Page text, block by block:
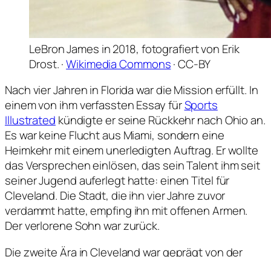
LeBron James in 2018, fotografiert von Erik
Drost. ·Wikimedia Commons· CC-BY
Nach vier Jahren in Florida war die Mission erfüllt. In
einem von ihm verfassten Essay fürSports
Illustrated kündigte er seine Rückkehr nach Ohio an.
Es war keine Flucht aus Miami, sondern eine
Heimkehr mit einem unerledigten Auftrag. Er wollte
das Versprechen einlösen, das sein Talent ihm seit
seiner Jugend auferlegt hatte: einen Titel für
Cleveland. Die Stadt, die ihn vier Jahre zuvor
verdammt hatte, empfing ihn mit offenen Armen.
Der verlorene Sohn war zurück.
Die zweite Ära in Cleveland war geprägt von der